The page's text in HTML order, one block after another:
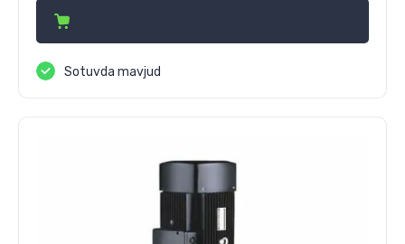
Sotuvda mavjud